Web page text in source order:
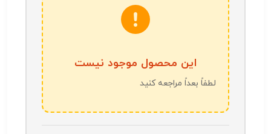
این محصول موجود نیست
لطفاً بعداً مراجعه کنید